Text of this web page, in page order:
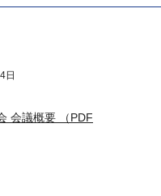
日
会議概要 （PDF